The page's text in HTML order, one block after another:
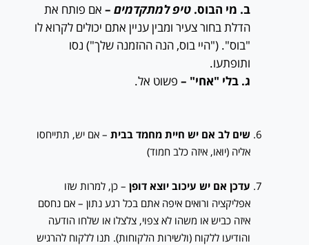
ב. מי הבוס. טיפ למתקדמים – אם פותח את
הדלת בחור צעיר ומבין עניין אתם יכולים לקרוא לו
"בוס". ("היי בוס, הנה ההזמנה שלך") נסו
ותופתעו.
ג. בלי "אחי" – פשוט אל.
שים לב אם יש חיית מחמד בבית – אם יש, תתייחסו
אליה (יואו, איזה כלב חמוד)
עדכן אם יש עיכוב יוצא דופן – כן, למרות שזו
אפליקציה ורואים איפה אתם בכל רגע נתון – אם נחסם
איזה כביש או משהו לא צפוי, צלצלו או שלחו הודעה
והודיעו ללקוח (ולשירות הלקוחות). תנו ללקוח להרגיש